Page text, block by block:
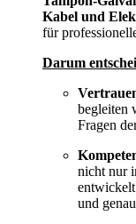
Kabel und
für
Darum
begleiten
Fragen
nicht nur
und